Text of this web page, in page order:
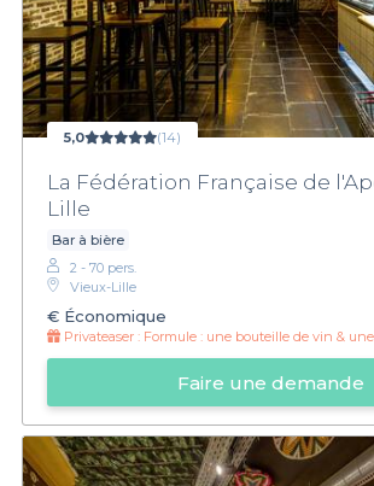
5,0 (14)
La Fédération Française de
Lille
Bar à bière
2 - 70 pers.
Vieux-Lille
€ Économique
Privateaser : Formule : une bouteille de vin &
Faire une demande